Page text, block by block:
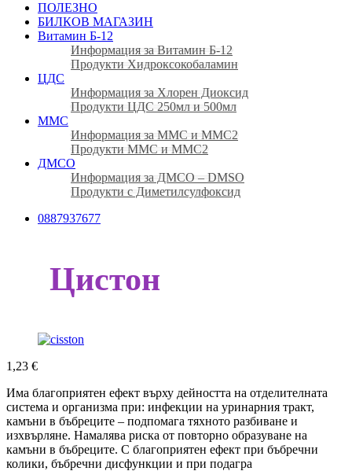
ПОЛЕЗНО
БИЛКОВ МАГАЗИН
Витамин Б-12
Информация за Витамин Б-12
Продукти Хидроксокобаламин
ЦДС
Информация за Хлорен Диоксид
Продукти ЦДС 250мл и 500мл
ММС
Информация за ММС и ММС2
Продукти ММС и ММС2
ДМСО
Информация за ДМСО – DMSO
Продукти с Диметилсулфоксид
0887937677
Цистон
1,23 €
Има благоприятен ефект върху дейността на отделителната
система и организма при: инфекции на уринарния тракт,
камъни в бъбреците – подпомага тяхното разбиване и
изхвърляне. Намалява риска от повторно образуване на
камъни в бъбреците. С благоприятен ефект при бъбречни
колики, бъбречни дисфункции и при подагра